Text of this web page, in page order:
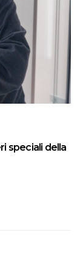
speciali della